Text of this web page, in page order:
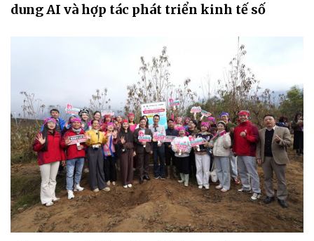
dung AI và hợp tác phát triển kinh tế số